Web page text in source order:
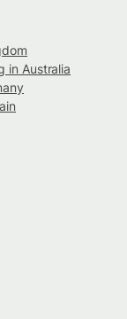
in Australia